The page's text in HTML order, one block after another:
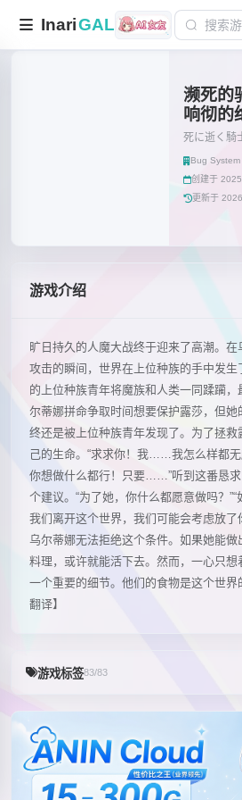
InariGAL
濒死的
响彻的
死に逝く騎
Bug System
创建于
更新于
游戏介绍
旷日持久的人魔大战终于迎来了高潮。
攻击的瞬间，世界在上位种族的手中发
的上位种族青年将魔族和人类一同蹂躏
尔蒂娜拼命争取时间想要保护露莎，但
终还是被上位种族青年发现了。为了拯救
己的生命。“求求你！我……我怎么样都无
你想做什么都行！只要……”听到这番恳
个建议。“为了她，你什么都愿意做吗？
我们离开这个世界，我们可能会考虑放了
乌尔蒂娜无法拒绝这个条件。如果她能做
料理，或许就能活下去。然而，一心只想
一个重要的细节。他们的食物是这个世
翻译】
游戏标签83/83